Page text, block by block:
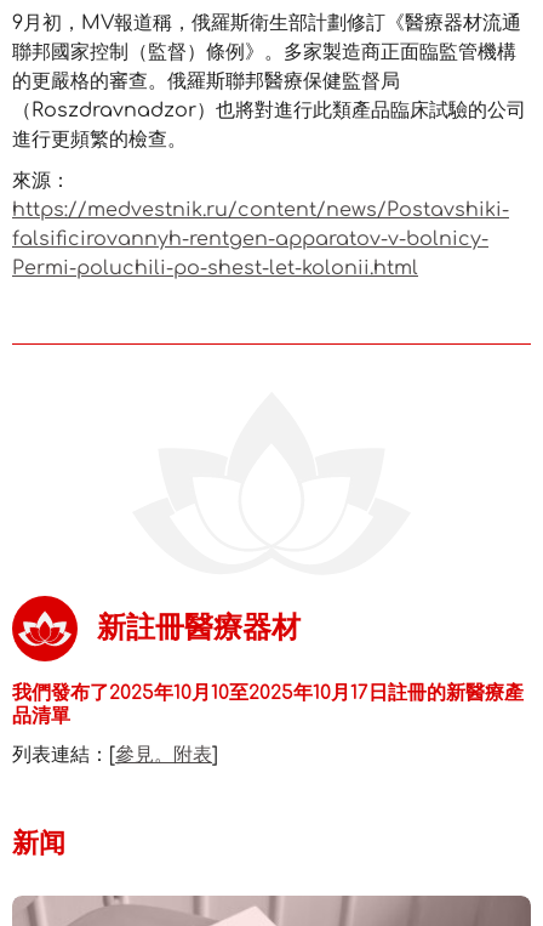
9月初，MV報道稱，俄羅斯衛生部計劃修訂《醫療器材流通
聯邦國家控制（監督）條例》。多家製造商正面臨監管機構
的更嚴格的審查。俄羅斯聯邦醫療保健監督局
（Roszdravnadzor）也將對進行此類產品臨床試驗的公司
進行更頻繁的檢查。
來源：
https://medvestnik.ru/content/news/Postavshiki-
falsificirovannyh-rentgen-apparatov-v-bolnicy-
Permi-poluchili-po-shest-let-kolonii.html
新註冊醫療器材
我們發布了2025年10月10至2025年10月17日註冊的新醫療產
品清單
列表連結：[參見。附表]
新闻